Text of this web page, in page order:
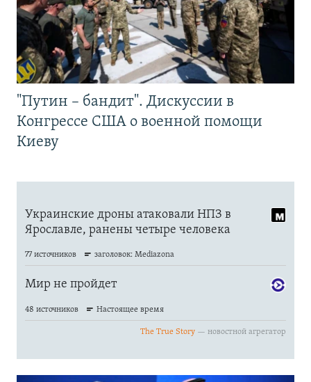
"Путин – бандит". Дискуссии в
Конгрессе США о военной помощи
Киеву